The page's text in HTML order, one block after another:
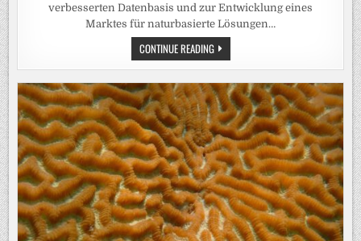
verbesserten Datenbasis und zur Entwicklung eines
Marktes für naturbasierte Lösungen…
CONTINUE READINGINVEST4NATURE-
TOOLBOX
BIETET
ENTSCHEIDUNGSHILFE
FÜR
NATURBASIERTE
LÖSUNGEN